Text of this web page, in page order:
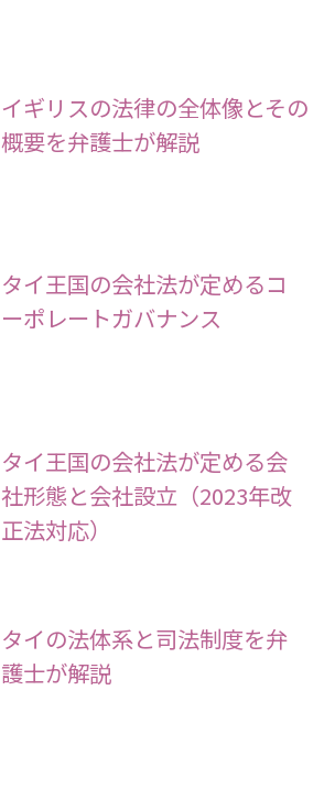
イギリスの法律の全体像とその
概要を弁護士が解説
タイ王国の会社法が定めるコ
ーポレートガバナンス
タイ王国の会社法が定める会
社形態と会社設立（2023年改
正法対応）
タイの法体系と司法制度を弁
護士が解説